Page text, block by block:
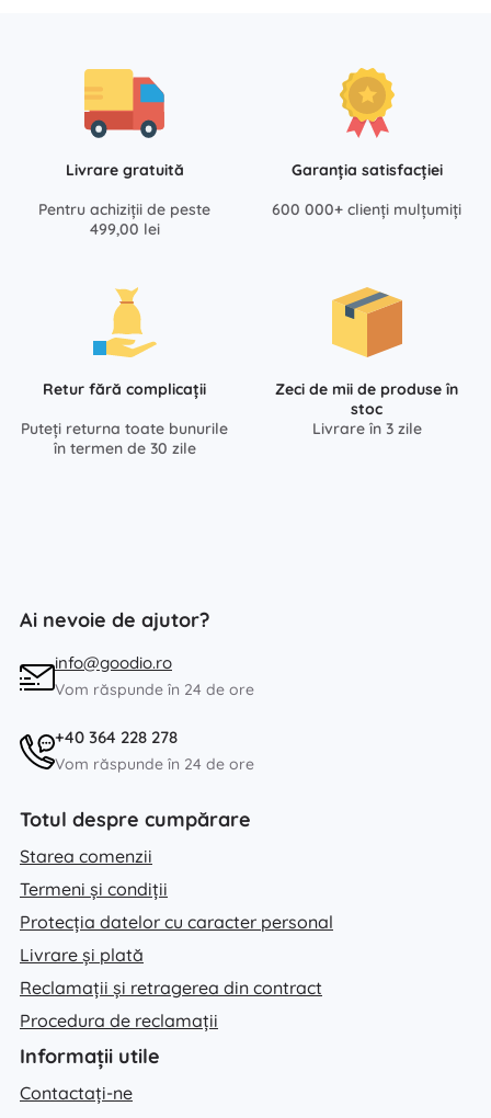
Livrare gratuită
Pentru achiziții de peste
499,00 lei
Garanția satisfacției
600 000+ clienți mulțumiți
Retur fără complicații
Puteți returna toate bunurile
în termen de 30 zile
Zeci de mii de produse în
stoc
Livrare în 3 zile
Ai nevoie de ajutor?
info@goodio.ro
Vom răspunde în 24 de ore
+40 364 228 278
Vom răspunde în 24 de ore
Totul despre cumpărare
Starea comenzii
Termeni și condiții
Protecția datelor cu caracter personal
Livrare și plată
Reclamații și retragerea din contract
Procedura de reclamații
Informații utile
Contactați-ne